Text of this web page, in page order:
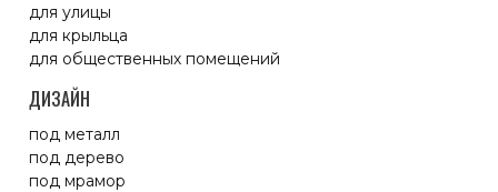
для улицы
для крыльца
для общественных помещений
ДИЗАЙН
под металл
под дерево
под мрамор